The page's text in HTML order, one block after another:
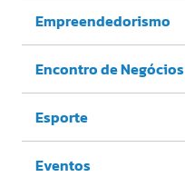
Empreendedorismo
Encontro de Negócios
Esporte
Eventos